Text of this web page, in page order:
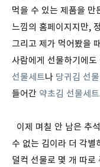
먹을 수 있는 제품을 만
느낌의 홈페이지지만,
그리고 제가 먹어봤을
사람에게 선물하기에
선물세트나 당귀김 선
들어간 약초김 선물세트
이제 며칠 안 남은 추
수 없는 김이라 더 각별
덜컥 선물로 몇 개 따로